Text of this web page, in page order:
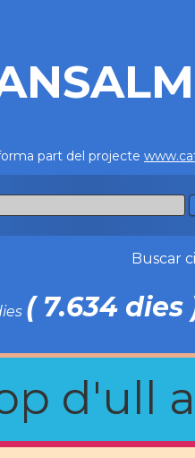
part del projecte
Buscar
( 7.634 dies
d'ull